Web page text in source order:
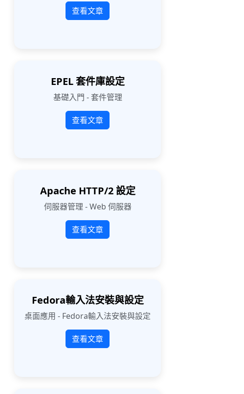
查看文章
EPEL 套件庫設定
基礎入門 - 套件管理
查看文章
Apache HTTP/2 設定
伺服器管理 - Web 伺服器
查看文章
Fedora輸入法安裝與設定
桌面應用 - Fedora輸入法安裝與設定
查看文章